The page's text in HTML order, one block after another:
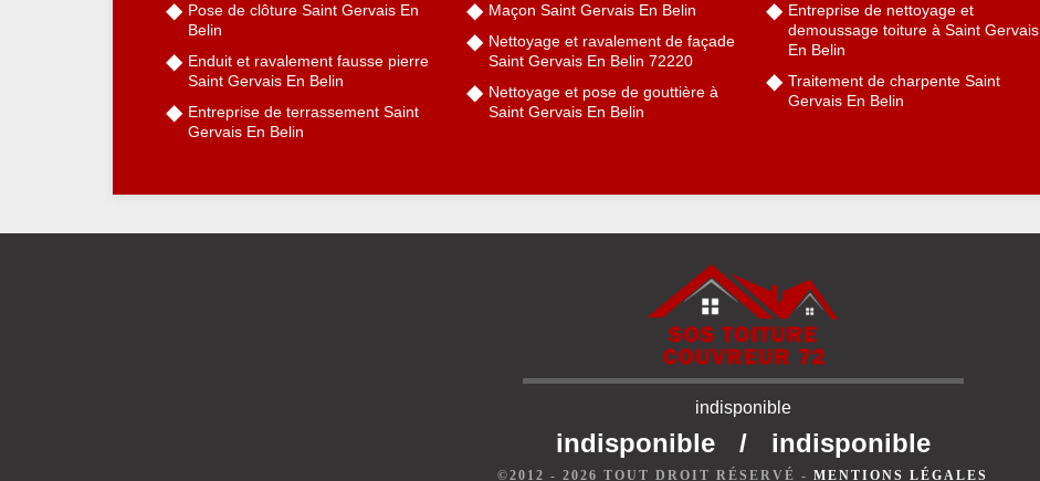
Pose de clôture Saint Gervais En
Belin
Enduit et ravalement fausse pierre
Saint Gervais En Belin
Entreprise de terrassement Saint
Gervais En Belin
Maçon Saint Gervais En Belin
Nettoyage et ravalement de façade
Saint Gervais En Belin 72220
Nettoyage et pose de gouttière à
Saint Gervais En Belin
Entreprise de nettoyage et
demoussage toiture à Saint Gervais
En Belin
Traitement de charpente Saint
Gervais En Belin
indisponible
indisponible / indisponible
©2012 - 2026 TOUT DROIT RÉSERVÉ - MENTIONS LÉGALES